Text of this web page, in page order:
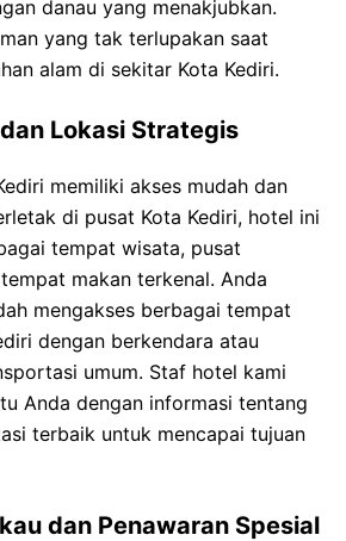
danau yang menakjubkan.
yang tak terlupakan saat
alam di sekitar Kota Kediri.
Lokasi Strategis
memiliki akses mudah dan
di pusat Kota Kediri, hotel ini
tempat wisata, pusat
makan terkenal. Anda
mengakses berbagai tempat
dengan berkendara atau
umum. Staf hotel kami
Anda dengan informasi tentang
terbaik untuk mencapai tujuan
dan Penawaran Spesial